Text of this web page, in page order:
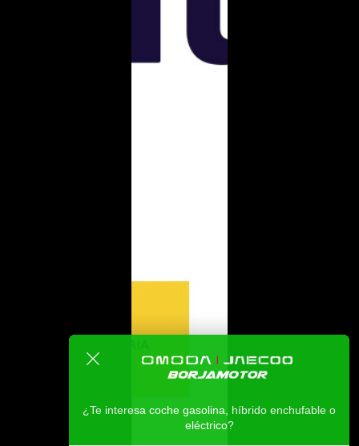
online